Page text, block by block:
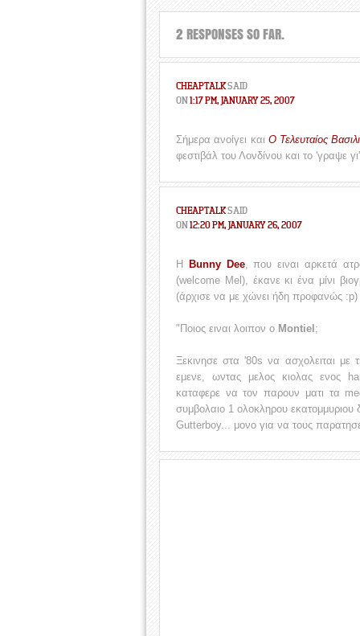
2 RESPONSES SO FAR.
CHEAPTALKSAID
ON1:17 PM, JANUARY 25, 2007
Σήμερα ανοίγει και Ο Τελευταίος
φεστιβάλ του Λονδίνου και το 'γραψε
CHEAPTALKSAID
ON12:20 PM, JANUARY 26, 2007
H Bunny Dee, που ειναι αρκετά
(welcome Mel), έκανε κι ένα μίνι
(άρχισε να με χώνει ήδη προφανώς :p)
"Ποιος ειναι λοιπον o Montiel ;
Ξεκινησε στα '80s να ασχολειται
εμενε, ωντας μελος κιολας ενος
καταφερε να τον παρουν ματι τα
συμβολαιο 1 ολοκληρου εκατομμυριου
Gutterboy... μονο για να τους